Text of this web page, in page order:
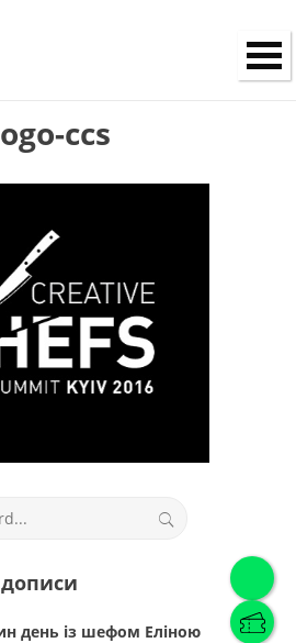
English
ccs
день із шефом Еліною